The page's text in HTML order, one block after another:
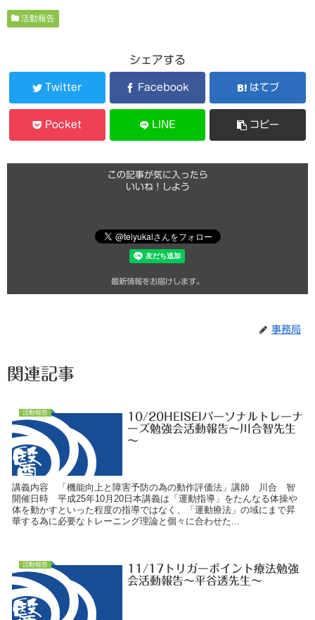
活動報告
シェアする
Twitter Facebook はてブ
Pocket LINE コピー
この記事が気に入ったら
いいね！しよう
最新情報をお届けします。
事務局
関連記事
活動報告
10/20HEISEIパーソナルトレーナ
ーズ勉強会活動報告～川合智先生
～
講義内容 「機能向上と障害予防の為の動作評価法」講師 川合 智
開催日時 平成25年10月20日本講義は「運動指導」をたんなる体操や
体を動かすといった程度の指導ではなく、「運動療法」の域にまで昇
華する為に必要なトレーニング理論と個々に合わせた...
活動報告
11/17トリガーポイント療法勉強
会活動報告～平谷透先生～